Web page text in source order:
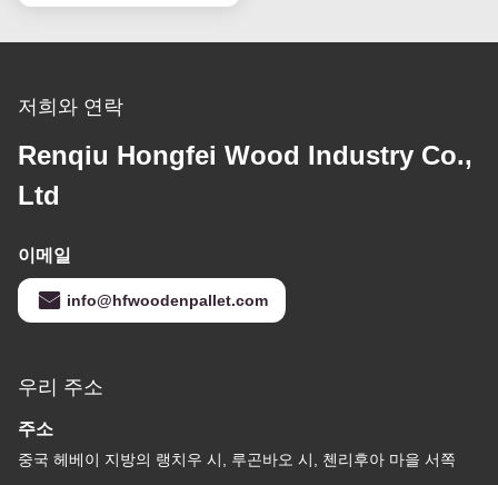
저희와 연락
Renqiu Hongfei Wood Industry Co.,
Ltd
이메일
info@hfwoodenpallet.com
우리 주소
주소
중국 헤베이 지방의 랭치우 시, 루곤바오 시, 첸리후아 마을 서쪽